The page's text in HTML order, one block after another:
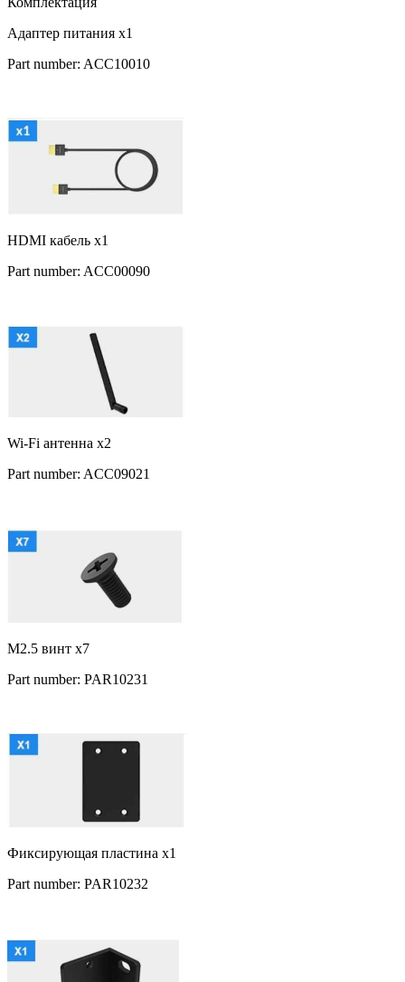
Адаптер питания x1
Part number: ACC10010
HDMI кабель x1
Part number: ACC00090
Wi-Fi антенна x2
Part number: ACC09021
M2.5 винт x7
Part number: PAR10231
Фиксирующая пластина x1
Part number: PAR10232